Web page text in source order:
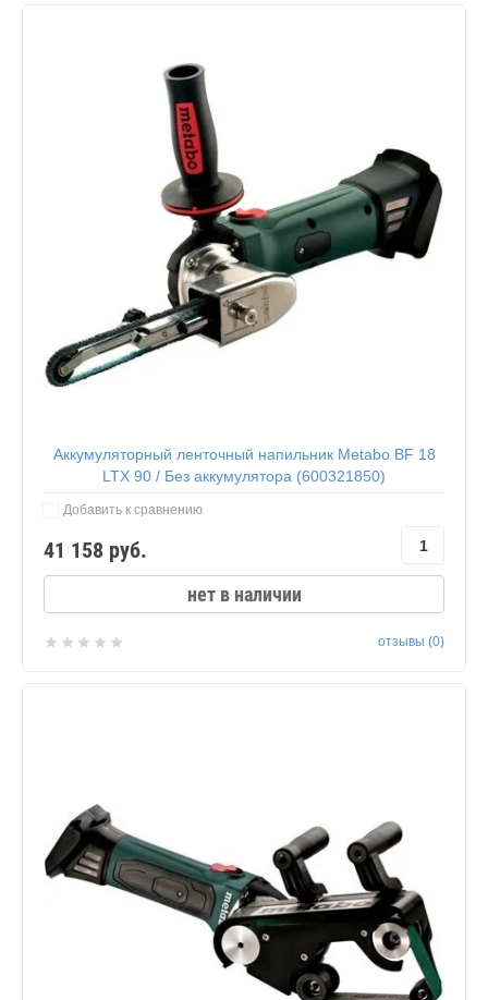
Аккумуляторный ленточный напильник Metabo BF 18
LTX 90 / Без аккумулятора (600321850)
Добавить к сравнению
41 158 руб.
нет в наличии
отзывы (0)